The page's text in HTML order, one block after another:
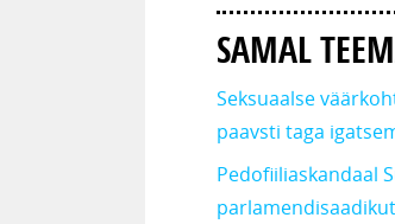
SAMAL
Seksuaalse
paavsti taga
Pedofiiliaskandaal